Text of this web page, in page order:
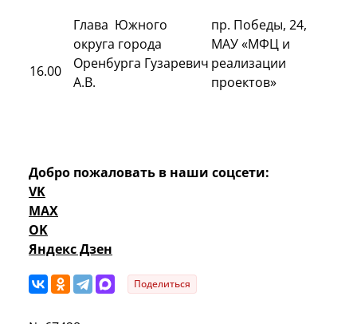
16.00
Глава Южного
округа города
Оренбурга Гузаревич
А.В.
пр. Победы, 24,
МАУ «МФЦ и
реализации
проектов»
Добро пожаловать в наши соцсети:
VK
MAX
OK
Яндекс Дзен
Поделиться